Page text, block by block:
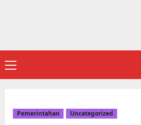
Primary
Menu
Pemerintahan Uncategorized